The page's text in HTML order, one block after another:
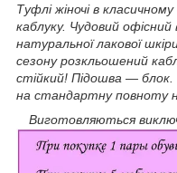
Туфлі жіночі в
каблуку. Чудовий
натуральної лакової
сезону розкльошений
стійкий! Підошва — блок.
на стандартну повноту
Виготовляються